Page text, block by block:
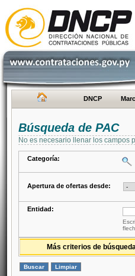
DNCP
Búsqueda de PAC
No es necesario llenar los campos
Categoría:
Apertura de ofertas desde:
Entidad:
Más criterios de